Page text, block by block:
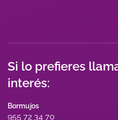
Si lo prefieres
interés:
Bormujos
955 72 34 70